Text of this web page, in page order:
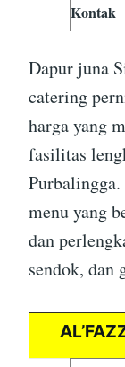
Kontak
Dapur juna
catering
harga yang
fasilitas
menu yang
dan
sendok, dan